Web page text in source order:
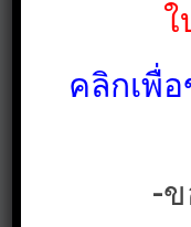
Project14 วีดีทัศ
ใ
คลิกเพื่
-